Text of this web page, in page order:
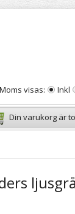
Moms visas: Inkl
Din varukorg är
ljusgrå